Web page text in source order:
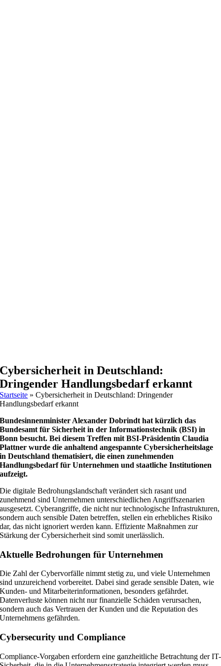
Cybersicherheit in Deutschland:
Dringender Handlungsbedarf erkannt
Startseite »Cybersicherheit in Deutschland: Dringender
Handlungsbedarf erkannt
Bundesinnenminister Alexander Dobrindt hat kürzlich das
Bundesamt für Sicherheit in der Informationstechnik (BSI) in
Bonn besucht. Bei diesem Treffen mit BSI-Präsidentin Claudia
Plattner wurde die anhaltend angespannte Cybersicherheitslage
in Deutschland thematisiert, die einen zunehmenden
Handlungsbedarf für Unternehmen und staatliche Institutionen
aufzeigt.
Die digitale Bedrohungslandschaft verändert sich rasant und
zunehmend sind Unternehmen unterschiedlichen Angriffszenarien
ausgesetzt. Cyberangriffe, die nicht nur technologische Infrastrukturen,
sondern auch sensible Daten betreffen, stellen ein erhebliches Risiko
dar, das nicht ignoriert werden kann. Effiziente Maßnahmen zur
Stärkung der Cybersicherheit sind somit unerlässlich.
Aktuelle Bedrohungen für Unternehmen
Die Zahl der Cybervorfälle nimmt stetig zu, und viele Unternehmen
sind unzureichend vorbereitet. Dabei sind gerade sensible Daten, wie
Kunden- und Mitarbeiterinformationen, besonders gefährdet.
Datenverluste können nicht nur finanzielle Schäden verursachen,
sondern auch das Vertrauen der Kunden und die Reputation des
Unternehmens gefährden.
Cybersecurity und Compliance
Compliance-Vorgaben erfordern eine ganzheitliche Betrachtung der IT-